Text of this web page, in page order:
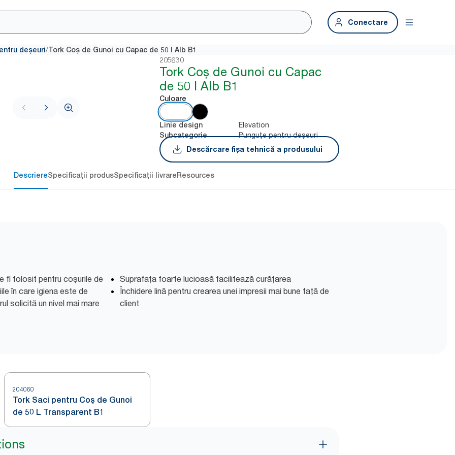
Conectare
deșeuri/Tork Coș de Gunoi cu Capac de 50 l Alb B1
205630
Tork Coș de Gunoi cu Capac
de 50 l Alb B1
Culoare
Linie design Elevation
Subcategorie
Punguțe pentru deșeuri
Descărcare fișa tehnică a produsului
DescriereSpecificații produsSpecificații livrareResources
fi folosit pentru coșurile de
în care igiena este de
solicită un nivel mai mare
Suprafața foarte lucioasă facilitează curățarea
Închidere lină pentru crearea unei impresii mai bune față de
client
204060
Tork Saci pentru Coș de Gunoi
de 50 L Transparent B1